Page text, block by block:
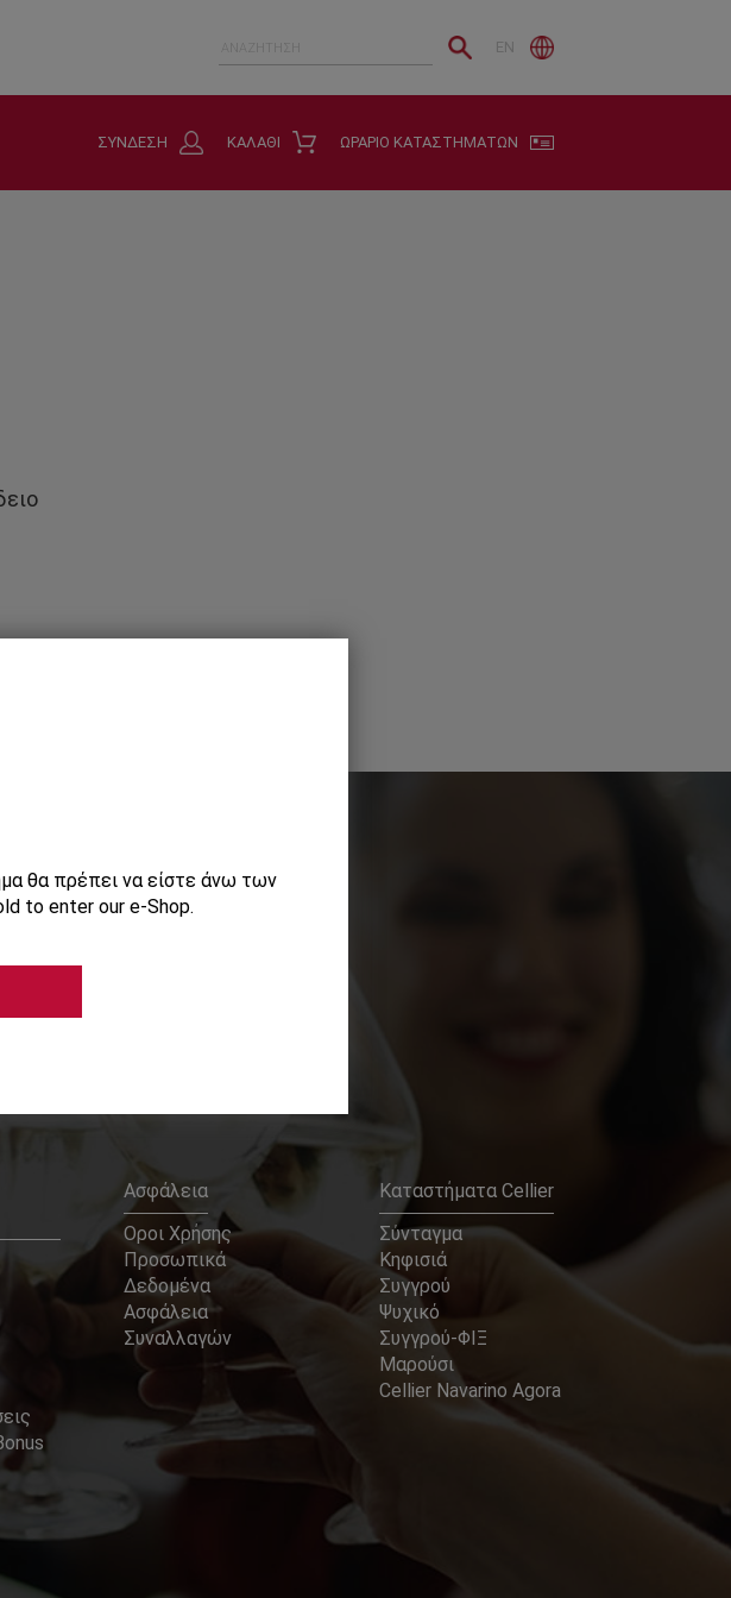
EN
ΩΡΑΡΙΟ ΚΑΤΑΣΤΗΜΑΤΩΝ
ΚΑΛΑΘΙ
ΣΥΝΔΕΣΗ
μας
Ασφάλεια
Οροι Χρήσης
Προσωπικά
Δεδομένα
Ασφάλεια
Συναλλαγών
Καταστήματα Cellier
Σύνταγμα
Κηφισιά
Συγγρού
Ψυχικό
Συγγρού-ΦΙΞ
Μαρούσι
Cellier Navarino Agora
θα πρέπει να είστε άνω των
to enter our e-Shop.